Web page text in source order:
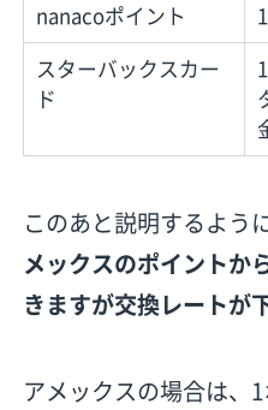
nanacoポイント
スターバックスカー
ド
このあと説明するよう
メックスのポイントか
きますが交換レートが
アメックスの場合は、